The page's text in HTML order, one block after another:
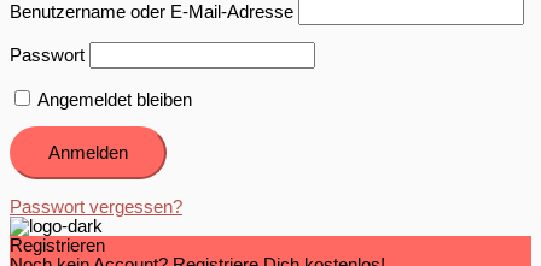
Benutzername oder E-Mail-Adresse
Passwort
Angemeldet bleiben
Passwort vergessen?
Registrieren